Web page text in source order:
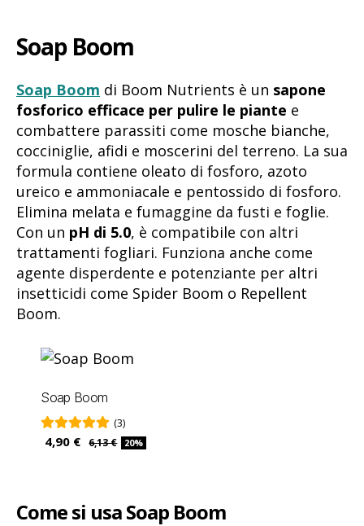
Soap Boom
Soap Boom di Boom Nutrients è un sapone
fosforico efficace per pulire le piante e
combattere parassiti come mosche bianche,
cocciniglie, afidi e moscerini del terreno. La sua
formula contiene oleato di fosforo, azoto
ureico e ammoniacale e pentossido di fosforo.
Elimina melata e fumaggine da fusti e foglie.
Con un pH di 5.0, è compatibile con altri
trattamenti fogliari. Funziona anche come
agente disperdente e potenziante per altri
insetticidi come Spider Boom o Repellent
Boom.
Soap Boom
(3)
4,90 € 6,13 € 20%
Come si usa Soap Boom